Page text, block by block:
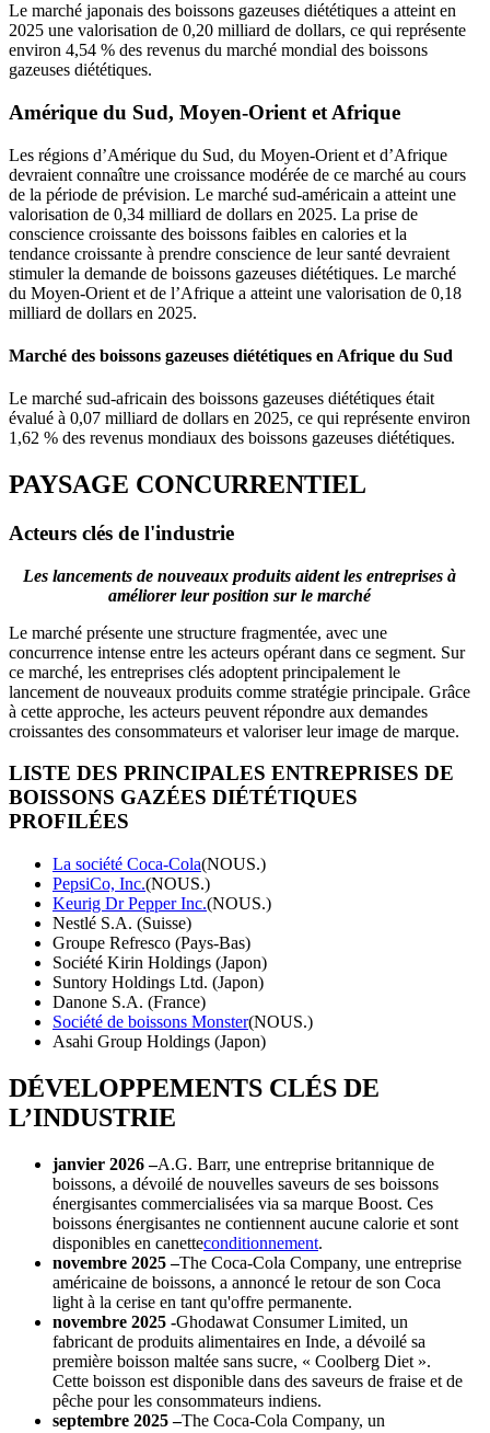
Le marché japonais des boissons gazeuses diététiques a atteint en
2025 une valorisation de 0,20 milliard de dollars, ce qui représente
environ 4,54 % des revenus du marché mondial des boissons
gazeuses diététiques.
Amérique du Sud, Moyen-Orient et Afrique
Les régions d’Amérique du Sud, du Moyen-Orient et d’Afrique
devraient connaître une croissance modérée de ce marché au cours
de la période de prévision. Le marché sud-américain a atteint une
valorisation de 0,34 milliard de dollars en 2025. La prise de
conscience croissante des boissons faibles en calories et la
tendance croissante à prendre conscience de leur santé devraient
stimuler la demande de boissons gazeuses diététiques. Le marché
du Moyen-Orient et de l’Afrique a atteint une valorisation de 0,18
milliard de dollars en 2025.
Marché des boissons gazeuses diététiques en Afrique du Sud
Le marché sud-africain des boissons gazeuses diététiques était
évalué à 0,07 milliard de dollars en 2025, ce qui représente environ
1,62 % des revenus mondiaux des boissons gazeuses diététiques.
PAYSAGE CONCURRENTIEL
Acteurs clés de l'industrie
Les lancements de nouveaux produits aident les entreprises à
améliorer leur position sur le marché
Le marché présente une structure fragmentée, avec une
concurrence intense entre les acteurs opérant dans ce segment. Sur
ce marché, les entreprises clés adoptent principalement le
lancement de nouveaux produits comme stratégie principale. Grâce
à cette approche, les acteurs peuvent répondre aux demandes
croissantes des consommateurs et valoriser leur image de marque.
LISTE DES PRINCIPALES ENTREPRISES DE
BOISSONS GAZÉES DIÉTÉTIQUES
PROFILÉES
La société Coca-Cola(NOUS.)
PepsiCo, Inc.(NOUS.)
Keurig Dr Pepper Inc.(NOUS.)
Nestlé S.A. (Suisse)
Groupe Refresco (Pays-Bas)
Société Kirin Holdings (Japon)
Suntory Holdings Ltd. (Japon)
Danone S.A. (France)
Société de boissons Monster(NOUS.)
Asahi Group Holdings (Japon)
DÉVELOPPEMENTS CLÉS DE
L’INDUSTRIE
janvier 2026 –A.G. Barr, une entreprise britannique de
boissons, a dévoilé de nouvelles saveurs de ses boissons
énergisantes commercialisées via sa marque Boost. Ces
boissons énergisantes ne contiennent aucune calorie et sont
disponibles en canetteconditionnement.
novembre 2025 –The Coca-Cola Company, une entreprise
américaine de boissons, a annoncé le retour de son Coca
light à la cerise en tant qu'offre permanente.
novembre 2025 -Ghodawat Consumer Limited, un
fabricant de produits alimentaires en Inde, a dévoilé sa
première boisson maltée sans sucre, « Coolberg Diet ».
Cette boisson est disponible dans des saveurs de fraise et de
pêche pour les consommateurs indiens.
septembre 2025 –The Coca-Cola Company, un